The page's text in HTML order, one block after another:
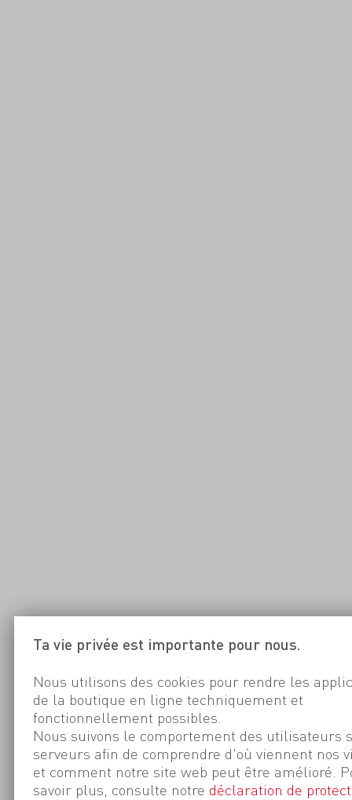
Ta vie privée est importante pour nous.
Nous utilisons des cookies pour rendre les
de la boutique en ligne techniquement et
fonctionnellement possibles.
Nous suivons le comportement des utilisateurs
serveurs afin de comprendre d'où viennent nos
et comment notre site web peut être amélioré.
savoir plus, consulte notre déclaration de